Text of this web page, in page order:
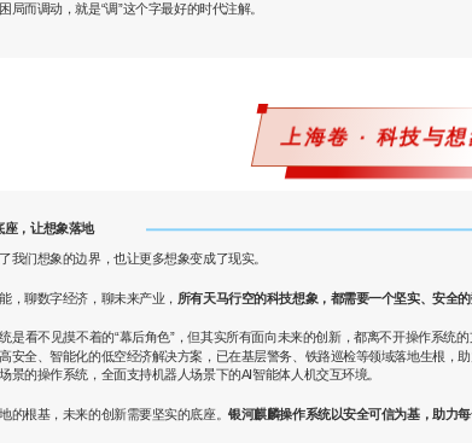
局而调动，就是“调”这个字最好的时代注解。
上海卷 · 科技与想
座，让想象落地
我们想象的边界，也让更多想象变成了现实。
，聊数字经济，聊未来产业， 所有天马行空的科技想象， 都需要一个坚实、安全
是看不见摸不着的“幕后角色”，但其实所有面向未来的创新，都离不开操作系统
全、智能化的低空经济解决方案，已在基层警务、铁路巡检等领域落地生根，
景的操作系统，全面支持机器人场景下的AI智能体人机交互环境。
的根基，未来的创新需要坚实的底座。银河麒麟操作系统以安全可信为基，助力